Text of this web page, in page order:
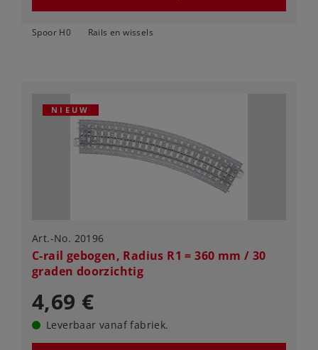
Spoor H0 Rails en wissels
NIEUW
Art.-No. 20196
C-rail gebogen, Radius R1 = 360 mm / 30
graden doorzichtig
4,69 €
Leverbaar vanaf fabriek.